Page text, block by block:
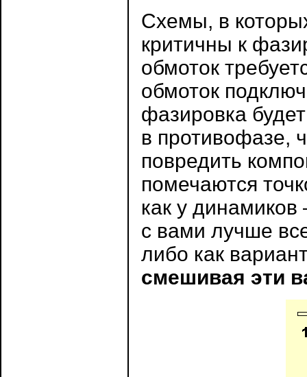
Схемы, в
критичны к
обмоток
обмоток
фазировка
в противофазе,
повредить
помечаются
как у
с вами лучше
либо как
смешивая эти